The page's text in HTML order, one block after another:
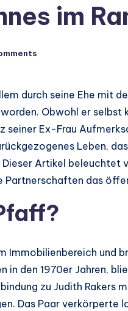
im
durch seine Ehe mit
Obwohl er
seiner Ex-Frau
Leben,
Artikel beleuchtet
das
Immobilienbereich und
in den 1970er Jahren,
zu Judith Rakers
Das Paar verkörperte